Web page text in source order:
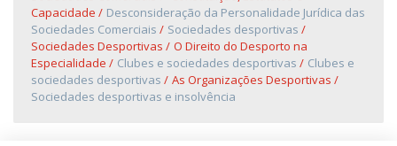
Capacidade
Desconsideração da Personalidade Jurídica das
Sociedades Comerciais
Sociedades desportivas
Sociedades Desportivas
O Direito do Desporto na
Especialidade
Clubes e sociedades desportivas
Clubes e
sociedades desportivas
As Organizações Desportivas
Sociedades desportivas e insolvência